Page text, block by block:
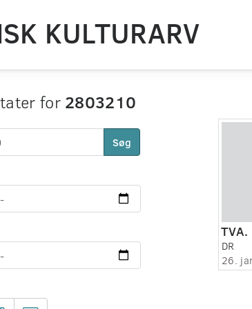
KULTURARV
for 2803210
Søg
TVA.
DR
26.